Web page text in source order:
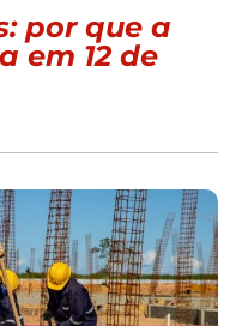
por que a
em 12 de